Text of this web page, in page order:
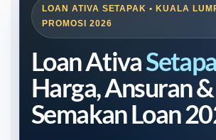
LOAN ATIVA SETAPAK • KUALA
PROMOSI 2026
Loan Ativa
Harga, Ansuran &
Semakan Loan